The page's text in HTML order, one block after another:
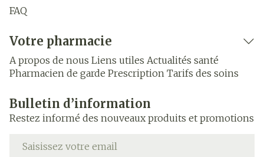
FAQ
Votre pharmacie
A propos de nous Liens utiles Actualités santé
Pharmacien de garde Prescription Tarifs des soins
Bulletin d’information
Restez informé des nouveaux produits et promotions
Adresse mail